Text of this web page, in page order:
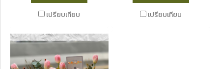
เปรียบเทียบ
เปรียบเทียบ